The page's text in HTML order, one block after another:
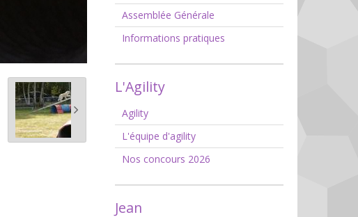
Assemblée Générale
Informations pratiques
L'Agility
Agility
L'équipe d'agility
Nos concours 2026
Jean